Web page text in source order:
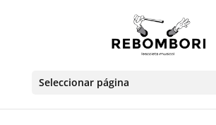
Seleccionar página